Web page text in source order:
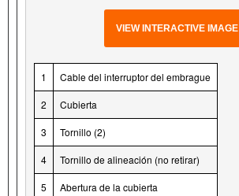
VIEW INTERACTIVE IMAGE
1 Cable del interruptor del embrague
2 Cubierta
3 Tornillo (2)
4 Tornillo de alineación (no retirar)
5 Abertura de la cubierta